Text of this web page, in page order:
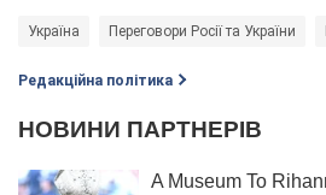
Україна Переговори Росії та України
Редакційна політика